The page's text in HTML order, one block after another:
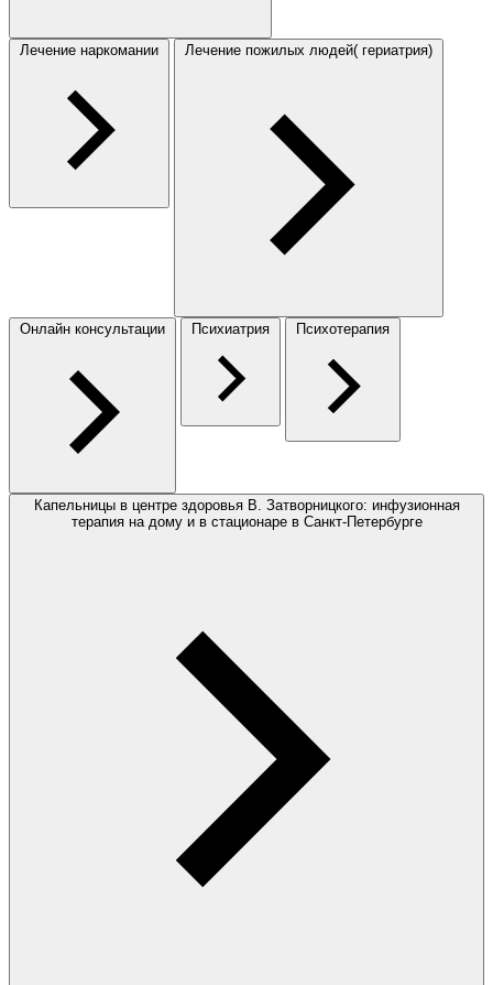
Лечение наркомании Лечение пожилых людей( гериатрия)
Онлайн консультации Психиатрия Психотерапия
Капельницы в центре здоровья В. Затворницкого: инфузионная
терапия на дому и в стационаре в Санкт-Петербурге